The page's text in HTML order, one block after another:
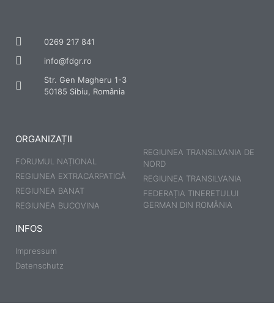
0269 217 841
info@fdgr.ro
Str. Gen Magheru 1-3
50185 Sibiu, România
ORGANIZAȚII
FORUMUL NAȚIONAL
REGIUNEA EXTRACARPATICĂ
REGIUNEA BANAT
REGIUNEA BUCOVINA
REGIUNEA TRANSILVANIA DE
NORD
REGIUNEA TRANSILVANIA
FEDERAȚIA TINERETULUI
GERMAN DIN ROMÂNIA
INFOS
Impressum
Datenschutz